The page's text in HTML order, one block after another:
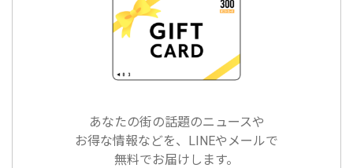
あなたの街の話題のニュースや
お得な情報などを、LINEやメールで
無料でお届けします。